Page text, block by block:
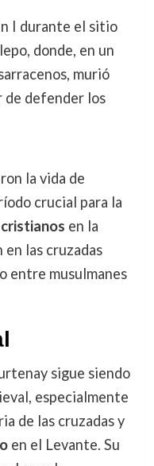
I durante el sitio
donde, en un
murió
de defender los
la vida de
crucial para la
en la
las cruzadas
entre musulmanes
sigue siendo
especialmente
de las cruzadas y
en el Levante. Su